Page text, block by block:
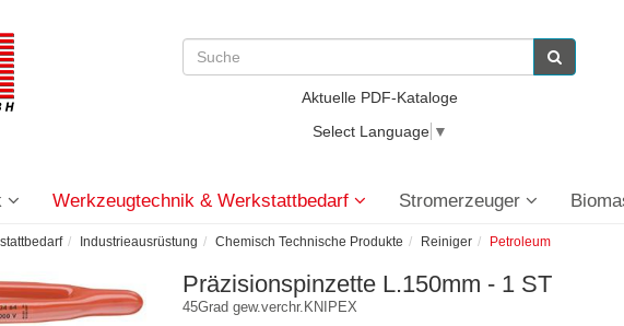
Aktuelle PDF-Kataloge
Select Language ▼
Werkzeugtechnik & Werkstattbedarf Stromerzeuger
Industrieausrüstung Chemisch Technische Produkte Reiniger Petroleum
Präzisionspinzette L.150mm - 1 ST
45Grad gew.verchr.KNIPEX